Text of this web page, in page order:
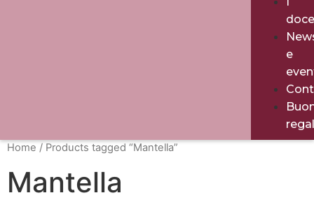
e
Home / Products tagged “Mantella”
Mantella